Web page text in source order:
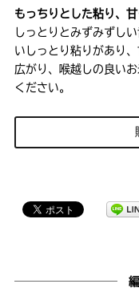
もっちりとした粘り、
しっとりとみずみずし
いしっとり粘りがあり
広がり、喉越しの良い
ください。